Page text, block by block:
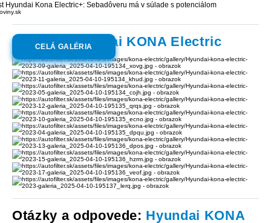
Hyundai Kona Electric+: Sebadôveru má v súlade s potenciálom
Galéria:Hyundai KONA Electric
CELÁ GALÉRIA
Otázky a odpovede: Hyundai KONA